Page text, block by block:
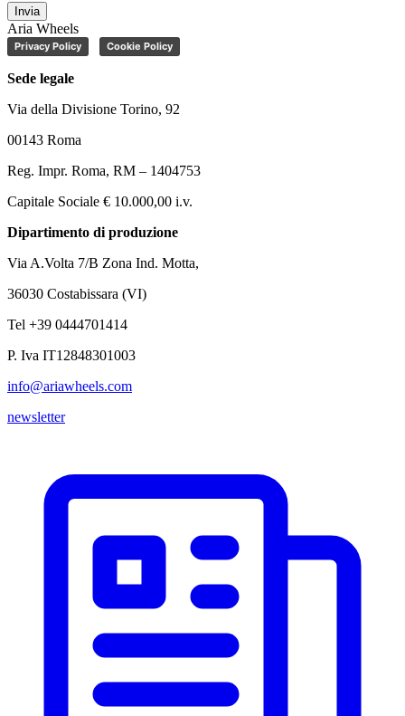
Invia
Aria Wheels
Privacy Policy Cookie Policy
Sede legale
Via della Divisione Torino, 92
00143 Roma
Reg. Impr. Roma, RM – 1404753
Capitale Sociale € 10.000,00 i.v.
Dipartimento di produzione
Via A.Volta 7/B Zona Ind. Motta,
36030 Costabissara (VI)
Tel +39 0444701414
P. Iva IT12848301003
info@ariawheels.com
newsletter